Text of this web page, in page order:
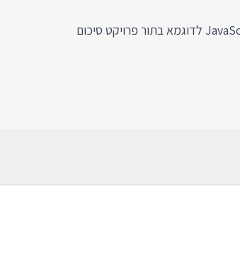
בסיום הקורס תוכלו לבנות Web Application ב JavaScript לדוגמא בתור פרויקט סיכום